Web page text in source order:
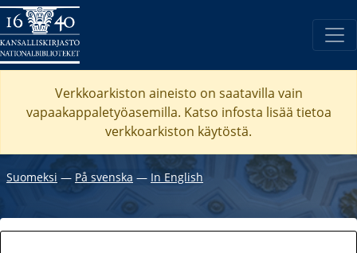
Verkkoarkiston aineisto on saatavilla vain
vapaakappaletyöasemilla. Katso infosta lisää tietoa
verkkoarkiston käytöstä.
Suomeksi ― På svenska ― In English